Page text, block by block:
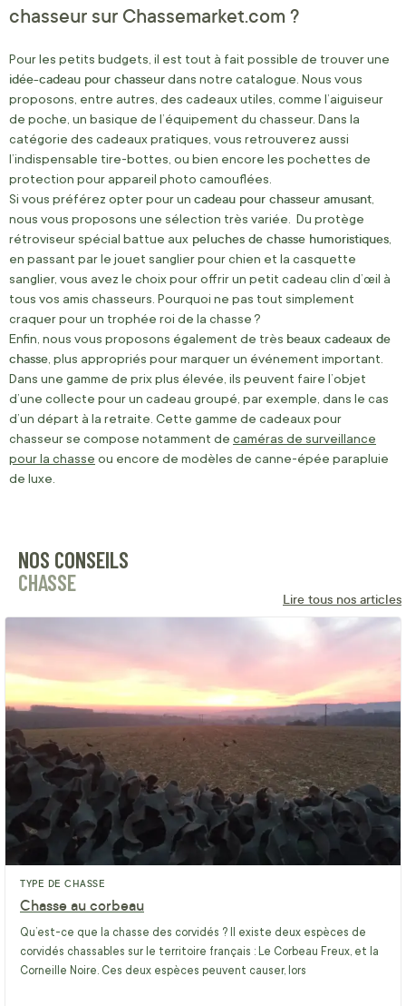
chasseur sur Chassemarket.com ?
Pour les petits budgets, il est tout à fait possible de trouver une
idée-cadeau pour chasseurdans notre catalogue. Nous vous
proposons, entre autres, des cadeaux utiles, comme l’aiguiseur
de poche, un basique de l’équipement du chasseur. Dans la
catégorie des cadeaux pratiques, vous retrouverez aussi
l’indispensable tire-bottes, ou bien encore les pochettes de
protection pour appareil photo camouflées.
Si vous préférez opter pour un cadeau pour chasseur amusant
nous vous proposons une sélection très variée. Du protège
rétroviseur spécial battue aux peluches de chasse humoristiques
en passant par le jouet sanglier pour chien et la casquette
sanglier, vous avez le choix pour offrir un petit cadeau clin d’œil à
tous vos amis chasseurs. Pourquoi ne pas tout simplement
craquer pour un trophée roi de la chasse ?
Enfin, nous vous proposons également de très beaux cadeaux de
chasse , plus appropriés pour marquer un événement important.
Dans une gamme de prix plus élevée, ils peuvent faire l’objet
d’une collecte pour un cadeau groupé, par exemple, dans le cas
d’un départ à la retraite. Cette gamme de cadeaux pour
chasseur se compose notamment de caméras de surveillance
pour la chasse ou encore de modèles de canne-épée parapluie
de luxe.
NOS CONSEILS
CHASSE
Lire tous nos articles
TYPE DE CHASSE
Chasse au corbeau
Qu’est-ce que la chasse des corvidés ? Il existe deux espèces de
corvidés chassables sur le territoire français : Le Corbeau Freux, et la
Corneille Noire. Ces deux espèces peuvent causer, lors